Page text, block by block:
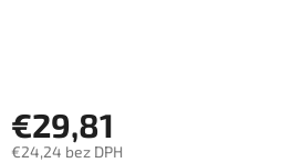
€29,81
€24,24 bez DPH